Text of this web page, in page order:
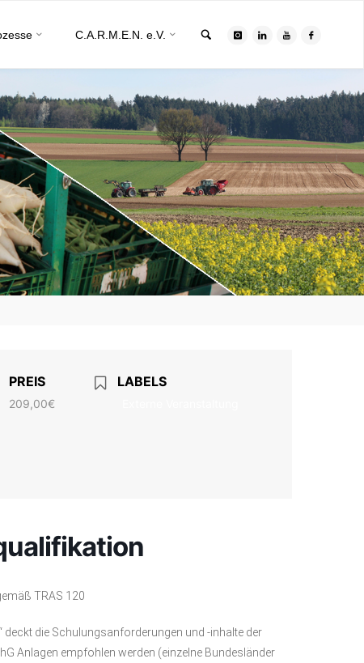
C.A.R.M.E.N. e.V.
PREIS
209,00€
LABELS
TRAS 120
deckt die Schulungsanforderungen und -inhalte der
Anlagen empfohlen werden (einzelne Bundesländer